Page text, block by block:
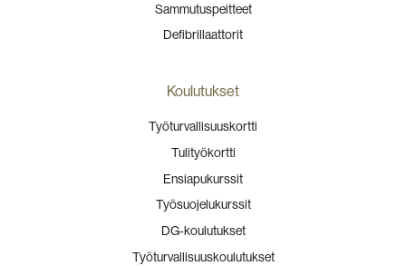
Sammutuspeitteet
Defibrillaattorit
Koulutukset
Työturvallisuuskortti
Tulityökortti
Ensiapukurssit
Työsuojelukurssit
DG-koulutukset
Työturvallisuuskoulutukset